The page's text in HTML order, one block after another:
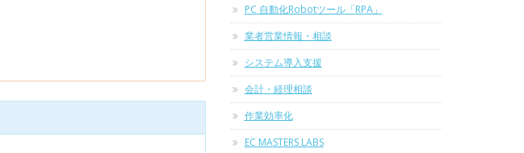
PC 自動化Robotツール「RPA」
業者営業情報・相談
システム導入支援
会計・経理相談
作業効率化
EC MASTERS LABS